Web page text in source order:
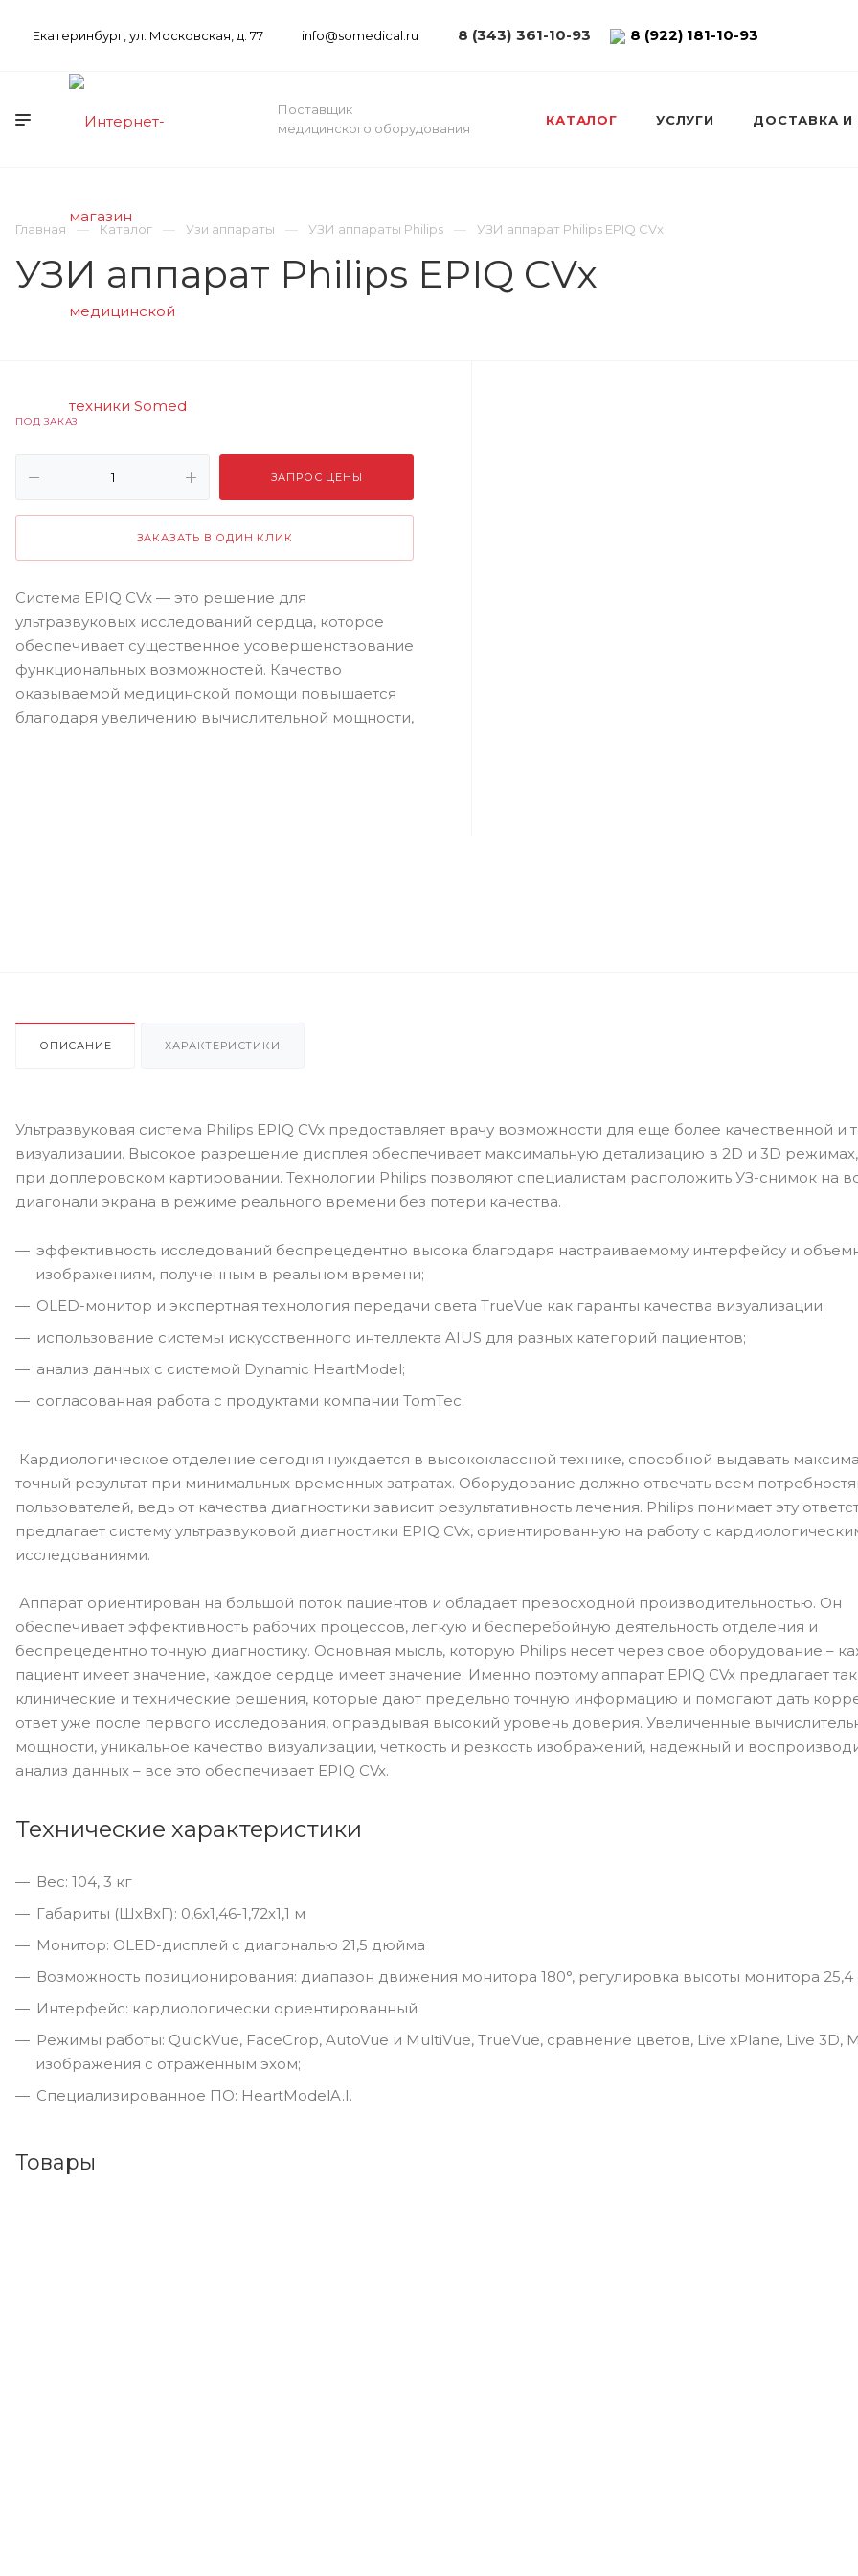
Екатеринбург, ул. Московская, д. 77 info@somedical.ru 8 (343) 361-10-93 8 (922) 181-10-93
Поставщик
медицинского оборудования
КАТАЛОГ УСЛУГИ ДОСТАВКА И
Главная Каталог Узи аппараты УЗИ аппараты Philips УЗИ аппарат Philips EPIQ CVx
УЗИ аппарат Philips EPIQ CVx
ПОД ЗАКАЗ
ЗАПРОС ЦЕНЫ
ЗАКАЗАТЬ В ОДИН КЛИК
Система EPIQ CVx — это решение для
ультразвуковых исследований сердца, которое
обеспечивает существенное усовершенствование
функциональных возможностей. Качество
оказываемой медицинской помощи повышается
благодаря увеличению вычислительной мощности,
ОПИСАНИЕ ХАРАКТЕРИСТИКИ
Ультразвуковая система Philips EPIQ CVx предоставляет врачу возможности для еще более качественной и
визуализации. Высокое разрешение дисплея обеспечивает максимальную детализацию в 2D и 3D
при доплеровском картировании. Технологии Philips позволяют специалистам расположить УЗ-снимок на
диагонали экрана в режиме реального времени без потери качества.
эффективность исследований беспрецедентно высока благодаря настраиваемому интерфейсу и
изображениям, полученным в реальном времени;
OLED-монитор и экспертная технология передачи света TrueVue как гаранты качества визуализации;
использование системы искусственного интеллекта AIUS для разных категорий пациентов;
анализ данных с системой Dynamic HeartModel;
согласованная работа с продуктами компании TomTec.
Кардиологическое отделение сегодня нуждается в высококлассной технике, способной выдавать
точный результат при минимальных временных затратах. Оборудование должно отвечать всем
пользователей, ведь от качества диагностики зависит результативность лечения. Philips понимает эту
предлагает систему ультразвуковой диагностики EPIQ CVx, ориентированную на работу с
исследованиями.
Аппарат ориентирован на большой поток пациентов и обладает превосходной производительностью. Он
обеспечивает эффективность рабочих процессов, легкую и бесперебойную деятельность отделения и
беспрецедентно точную диагностику. Основная мысль, которую Philips несет через свое оборудование –
пациент имеет значение, каждое сердце имеет значение. Именно поэтому аппарат EPIQ CVx предлагает
клинические и технические решения, которые дают предельно точную информацию и помогают дать
ответ уже после первого исследования, оправдывая высокий уровень доверия. Увеличенные
мощности, уникальное качество визуализации, четкость и резкость изображений, надежный и
анализ данных – все это обеспечивает EPIQ CVx.
Технические характеристики
Вес: 104, 3 кг
Габариты (ШхВхГ): 0,6х1,46-1,72х1,1 м
Монитор: OLED-дисплей с диагональю 21,5 дюйма
Возможность позиционирования: диапазон движения монитора 180°, регулировка высоты монитора 25,4
Интерфейс: кардиологически ориентированный
Режимы работы: QuickVue, FaceCrop, AutoVue и MultiVue, TrueVue, сравнение цветов, Live xPlane, Live 3D,
изображения с отраженным эхом;
Специализированное ПО: HeartModelA.I.
Товары